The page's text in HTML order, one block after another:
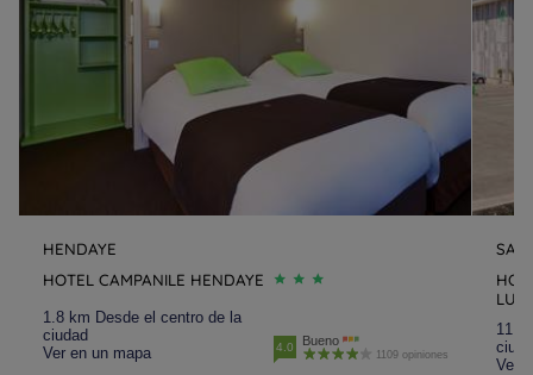
HENDAYE
HOTEL CAMPANILE HENDAYE
1.8 km Desde el centro de la
ciudad
Ver en un mapa
4.0 Bueno
1109 opiniones
LUZ
11.7
Ver